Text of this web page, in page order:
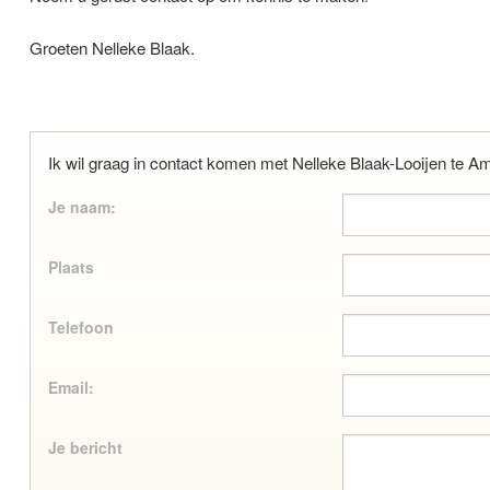
Groeten Nelleke Blaak.
Ik wil graag in contact komen met Nelleke Blaak-Looijen te
Je naam:
Plaats
Telefoon
Email:
Je bericht